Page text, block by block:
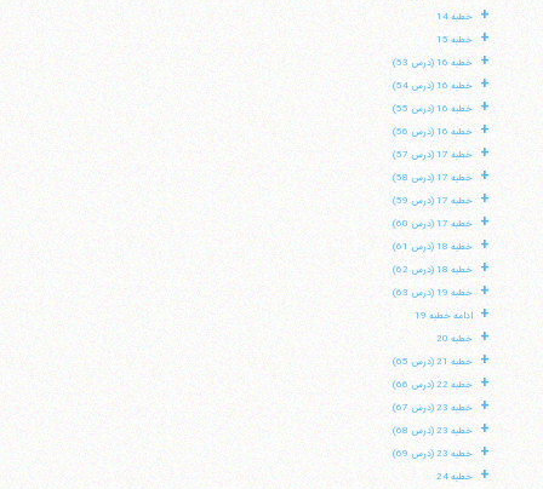
+ خطبه 14
+ خطبه 15
+ خطبه 16 (درس 53)
+ خطبه 16 (درس 54)
+ خطبه 16 (درس 55)
+ خطبه 16 (درس 56)
+ خطبه 17 (درس 57)
+ خطبه 17 (درس 58)
+ خطبه 17 (درس 59)
+ خطبه 17 (درس 60)
+ خطبه 18 (درس 61)
+ خطبه 18 (درس 62)
+ خطبه 19 (درس 63)
+ ادامه خطبه 19
+ خطبه 20
+ خطبه 21 (درس 65)
+ خطبه 22 (درس 66)
+ خطبه 23 (درس 67)
+ خطبه 23 (درس 68)
+ خطبه 23 (درس 69)
+ خطبه 24